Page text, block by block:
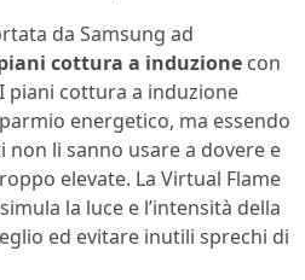
da Samsung ad
cottura a induzione con
piani cottura a induzione
energetico, ma essendo
li sanno usare a dovere e
elevate. La Virtual Flame
la luce e l’intensità della
ed evitare inutili sprechi di